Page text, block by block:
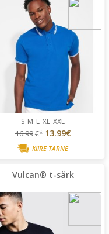
S M L XL XXL
16.99€* 13.99€
KIIRE TARNE
Vulcan® t-särk